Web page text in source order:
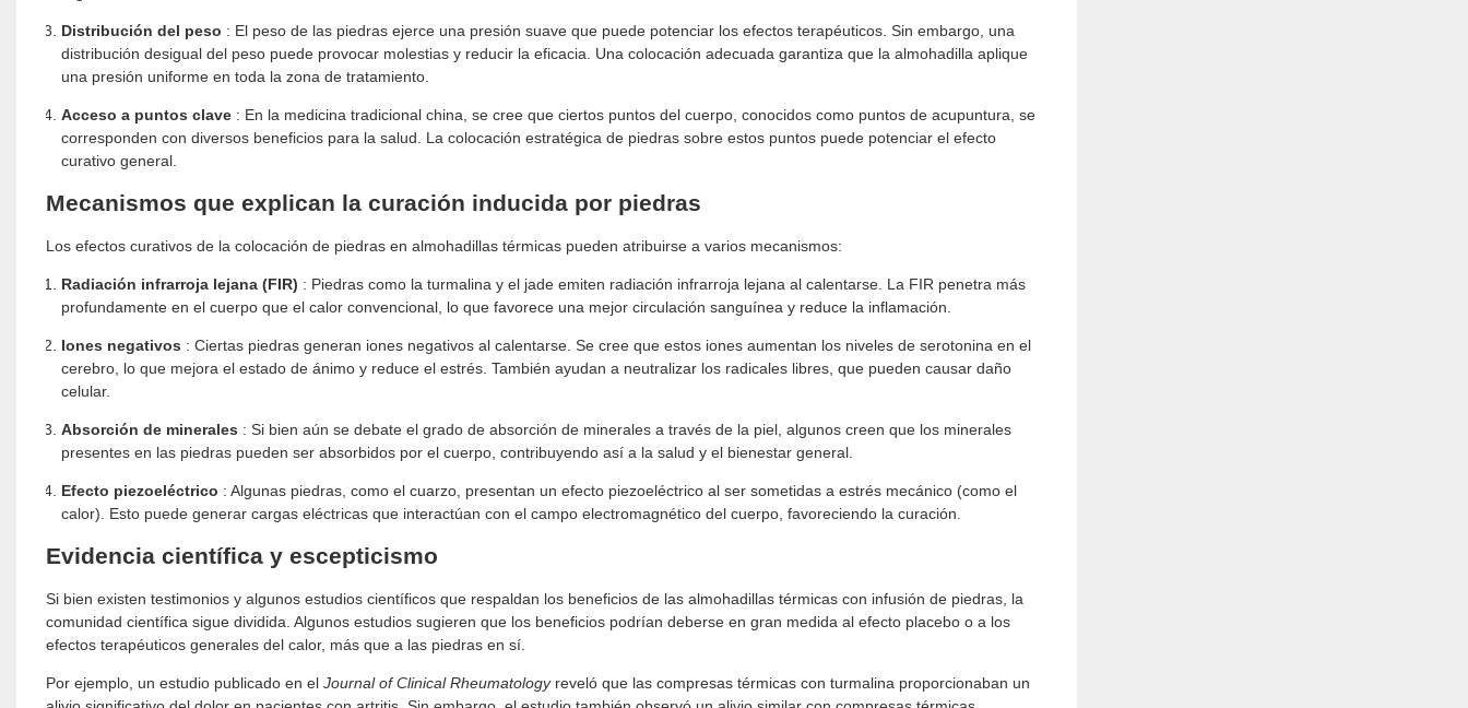
Distribución del peso : El peso de las piedras ejerce una presión suave que puede potenciar los efectos terapéuticos. Sin embargo, una
distribución desigual del peso puede provocar molestias y reducir la eficacia. Una colocación adecuada garantiza que la almohadilla aplique
una presión uniforme en toda la zona de tratamiento.
Acceso a puntos clave: En la medicina tradicional china, se cree que ciertos puntos del cuerpo, conocidos como puntos de acupuntura, se
corresponden con diversos beneficios para la salud. La colocación estratégica de piedras sobre estos puntos puede potenciar el efecto
curativo general.
Mecanismos que explican la curación inducida por piedras
Los efectos curativos de la colocación de piedras en almohadillas térmicas pueden atribuirse a varios mecanismos:
Radiación infrarroja lejana (FIR) : Piedras como la turmalina y el jade emiten radiación infrarroja lejana al calentarse. La FIR penetra más
profundamente en el cuerpo que el calor convencional, lo que favorece una mejor circulación sanguínea y reduce la inflamación.
Iones negativos : Ciertas piedras generan iones negativos al calentarse. Se cree que estos iones aumentan los niveles de serotonina en el
cerebro, lo que mejora el estado de ánimo y reduce el estrés. También ayudan a neutralizar los radicales libres, que pueden causar daño
celular.
Absorción de minerales : Si bien aún se debate el grado de absorción de minerales a través de la piel, algunos creen que los minerales
presentes en las piedras pueden ser absorbidos por el cuerpo, contribuyendo así a la salud y el bienestar general.
Efecto piezoeléctrico : Algunas piedras, como el cuarzo, presentan un efecto piezoeléctrico al ser sometidas a estrés mecánico (como el
calor). Esto puede generar cargas eléctricas que interactúan con el campo electromagnético del cuerpo, favoreciendo la curación.
Evidencia científica y escepticismo
Si bien existen testimonios y algunos estudios científicos que respaldan los beneficios de las almohadillas térmicas con infusión de piedras, la
comunidad científica sigue dividida. Algunos estudios sugieren que los beneficios podrían deberse en gran medida al efecto placebo o a los
efectos terapéuticos generales del calor, más que a las piedras en sí.
Por ejemplo, un estudio publicado en el Journal of Clinical Rheumatologyreveló que las compresas térmicas con turmalina proporcionaban un